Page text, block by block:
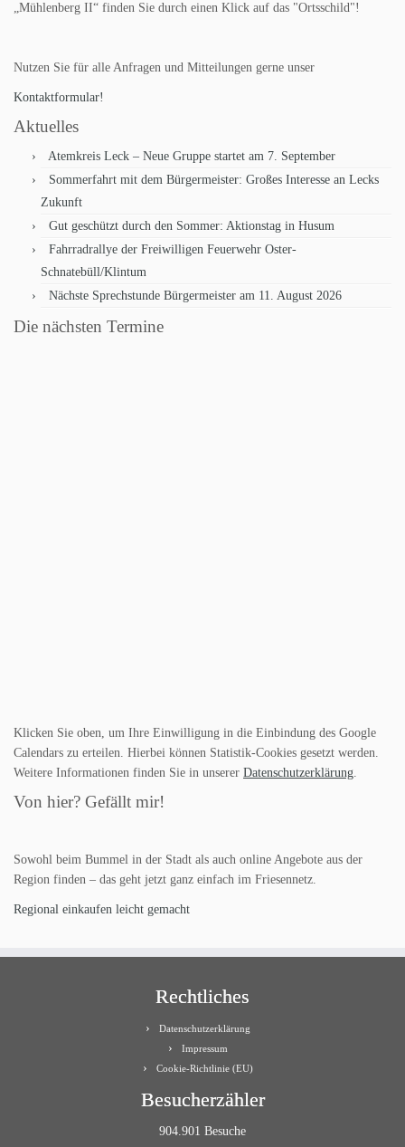
„Mühlenberg II“ finden Sie durch einen Klick auf das "Ortsschild"!
Nutzen Sie für alle Anfragen und Mitteilungen gerne unser
Kontaktformular!
Aktuelles
Atemkreis Leck – Neue Gruppe startet am 7. September
Sommerfahrt mit dem Bürgermeister: Großes Interesse an Lecks
Zukunft
Gut geschützt durch den Sommer: Aktionstag in Husum
Fahrradrallye der Freiwilligen Feuerwehr Oster-
Schnatebüll/Klintum
Nächste Sprechstunde Bürgermeister am 11. August 2026
Die nächsten Termine
Klicken Sie oben, um Ihre Einwilligung in die Einbindung des Google
Calendars zu erteilen. Hierbei können Statistik-Cookies gesetzt werden.
Weitere Informationen finden Sie in unserer Datenschutzerklärung.
Von hier? Gefällt mir!
Sowohl beim Bummel in der Stadt als auch online Angebote aus der
Region finden – das geht jetzt ganz einfach im Friesennetz.
Regional einkaufen leicht gemacht
Rechtliches
Datenschutzerklärung
Impressum
Cookie-Richtlinie (EU)
Besucherzähler
904.901 Besuche